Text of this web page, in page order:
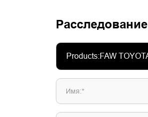
Расследование
Имя:*